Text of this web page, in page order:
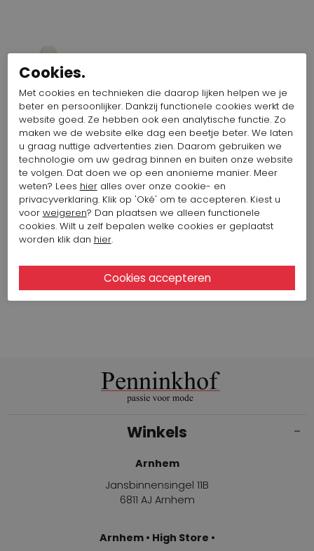
HIGH COAT 401 LAWLESS H39001-
Kleur: Groen
512,82 $
256,40 $
AGL SNEAKER 102 PILLS SNEAKER
Artikelnummer: 15716-1007
Kleur: Wit
344,57 $ 206,74 $
Bekijk alle looks van het merk HIGH
Winkels
Arnhem
Jansbinnensingel 11B
6811 AJ Arnhem
Arnhem • High Store •
Cookies.
Met cookies en technieken die daarop lijken helpen we je
beter en persoonlijker. Dankzij functionele cookies werkt de
website goed. Ze hebben ook een analytische functie. Zo
maken we de website elke dag een beetje beter. We laten
u graag nuttige advertenties zien. Daarom gebruiken we
technologie om uw gedrag binnen en buiten onze website
te volgen. Dat doen we op een anonieme manier. Meer
weten? Lees hieralles over onze cookie- en
privacyverklaring. Klik op 'Oké' om te accepteren. Kiest u
voor weigeren? Dan plaatsen we alleen functionele
cookies. Wilt u zelf bepalen welke cookies er geplaatst
worden klik dan hier.